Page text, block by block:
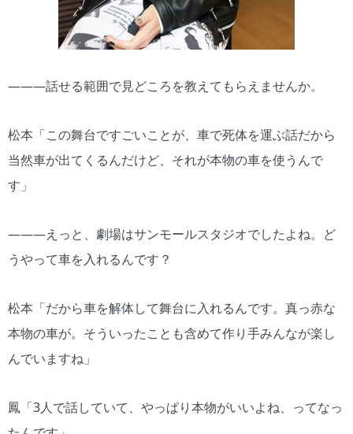
―――話せる範囲で見どころを教えてもらえませんか。
松本「この舞台ですごいことが、車で死体を運ぶ話だから
当然車が出てくるんだけど、それが本物の車を使うんで
す」
―――えっと、劇場はサンモールスタジオでしたよね。ど
うやって車を入れるんです？
松本「だから車を解体して舞台に入れるんです。真っ赤な
本物の車が。そういったことも含めて作り手みんなが楽し
んでいますね」
鳳「3人で話していて、やっぱり本物がいいよね、ってなっ